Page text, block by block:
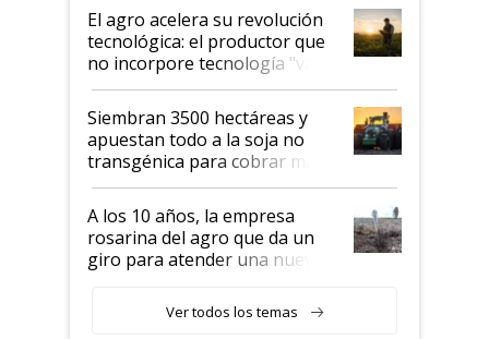
El agro acelera su revolución
tecnológica: el productor que
no incorpore tecnología "va a
perder el tren"
Siembran 3500 hectáreas y
apuestan todo a la soja no
transgénica para cobrar más
por tonelada: compraron un
semillero
A los 10 años, la empresa
rosarina del agro que da un
giro para atender una nueva
Ver todos los temas